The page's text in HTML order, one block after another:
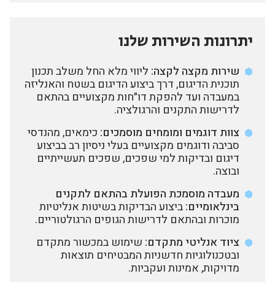
יתרונות השירות שלנו
שירות מקצה לקצה: ליווי מלא החל משלב תכנון
תוכנית הדיגום, דרך ביצוע הדיגום בשטח והאנליזה
במעבדה ועד להפקת דו״חות מקצועיים בהתאם
לדרישות התקנים והרגולציה.
צוות דוגמים ומומחים מוסמכים: כימאים, מהנדסי
סביבה ודוגמים מקצועיים בעלי ניסיון רב בביצוע
דיגום ובדיקות למי שפכים, שפכים תעשייתיים
ובוצה.
מעבדה מוסמכת הפועלת בהתאם לתקנים
בינלאומיים:ביצוע הבדיקות בשיטות אנליטיות
מוכרות ובהתאם לדרישות הגופים הרגולטוריים.
ציוד אנליטי מתקדם: שימוש במכשור מתקדם
ובטכנולוגיות חדשניות המבטיחים תוצאות
מדויקות, אמינות ועקביות.